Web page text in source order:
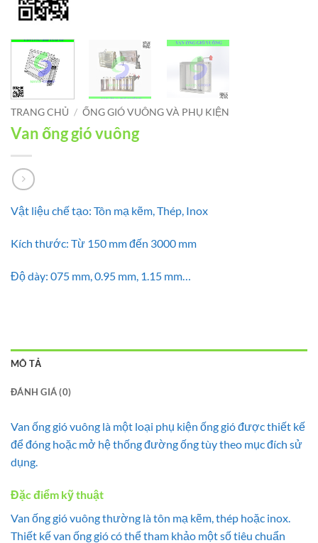
TRANG CHỦ / ỐNG GIÓ VUÔNG VÀ PHỤ KIỆN
Van ống gió vuông
Vật liệu chế tạo: Tôn mạ kẽm, Thép, Inox
Kích thước: Từ 150 mm đến 3000 mm
Độ dày: 075 mm, 0.95 mm, 1.15 mm…
MÔ TẢ
ĐÁNH GIÁ (0)
Van ống gió vuông là một loại phụ kiện ống gió được thiết kế
để đóng hoặc mở hệ thống đường ống tùy theo mục đích sử
dụng.
Đặc điểm kỹ thuật
Van ống gió vuông thường là tôn mạ kẽm, thép hoặc inox.
Thiết kế van ống gió có thể tham khảo một số tiêu chuẩn